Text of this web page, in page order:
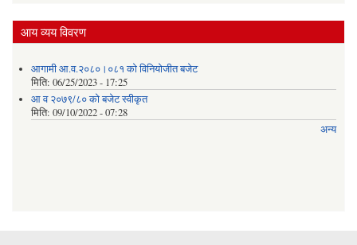
आय व्यय विवरण
आगामी आ.व.२०८०।०८१ को विनियोजीत बजेट
मिति: 06/25/2023 - 17:25
आ व २०७९/८० को बजेट स्वीकृत
मिति: 09/10/2022 - 07:28
अन्य